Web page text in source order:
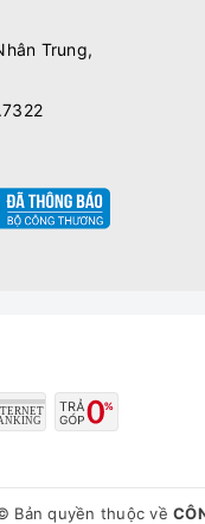
Trung,
Bản quyền thuộc về